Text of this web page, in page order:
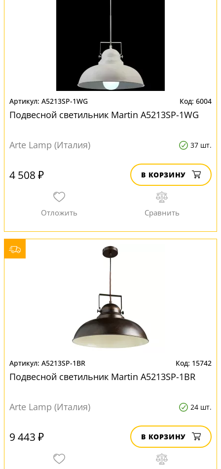
A5213SP-1WG 6004
Подвесной светильник Martin A5213SP-1WG
Arte Lamp (Италия) 37 шт.
4 508 ₽ В КОРЗИНУ
A5213SP-1BR 15742
Подвесной светильник Martin A5213SP-1BR
Arte Lamp (Италия) 24 шт.
9 443 ₽ В КОРЗИНУ